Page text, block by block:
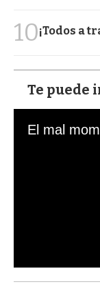
10¡Todos a
Te puede
s